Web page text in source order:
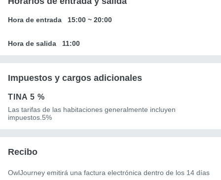
Hora de entrada 15:00 ~ 20:00
Hora de salida 11:00
Impuestos y cargos adicionales
TINA 5 %
Las tarifas de las habitaciones generalmente incluyen
impuestos.5%
Recibo
OwlJourney emitirá una factura electrónica dentro de los 14 días